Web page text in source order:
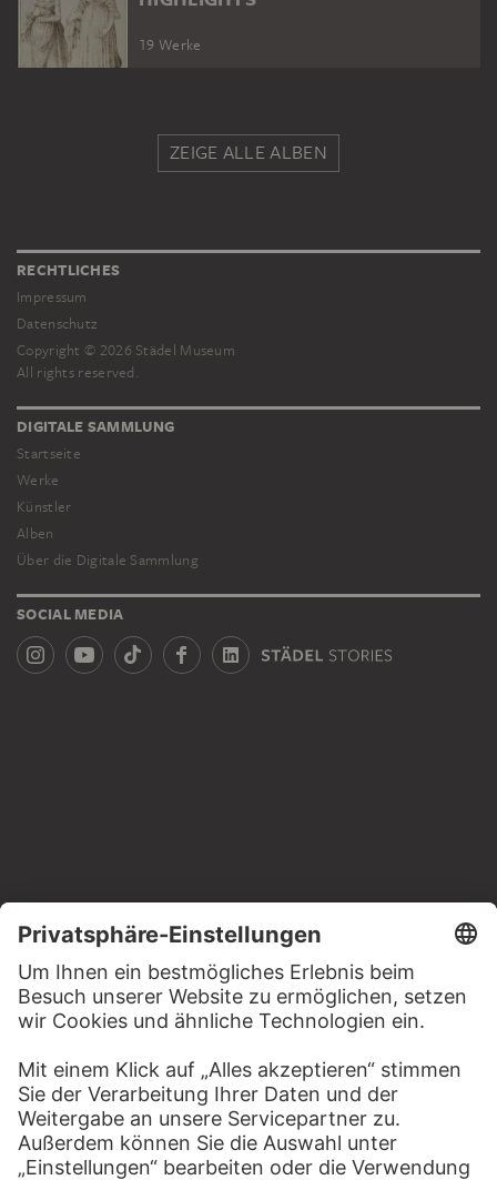
19 Werke
ZEIGE ALLE ALBEN
RECHTLICHES
Impressum
Datenschutz
Copyright © 2026 Städel Museum
All rights reserved.
DIGITALE SAMMLUNG
Startseite
Werke
Künstler
Alben
Über die Digitale Sammlung
SOCIAL MEDIA